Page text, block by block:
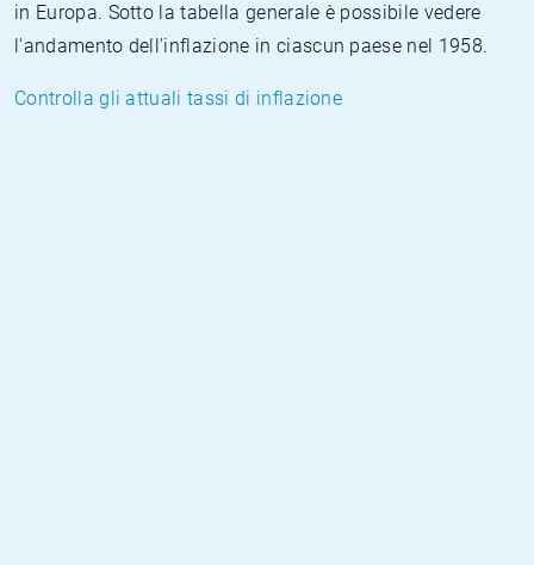
in Europa. Sotto la tabella generale è possibile vedere
l'andamento dell'inflazione in ciascun paese nel 1958.
Controlla gli attuali tassi di inflazione